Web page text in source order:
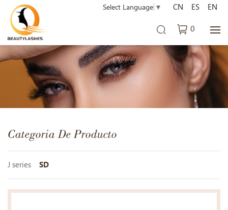
Select Language ▼
0
CN ES EN
Categoria De Producto
J series SD